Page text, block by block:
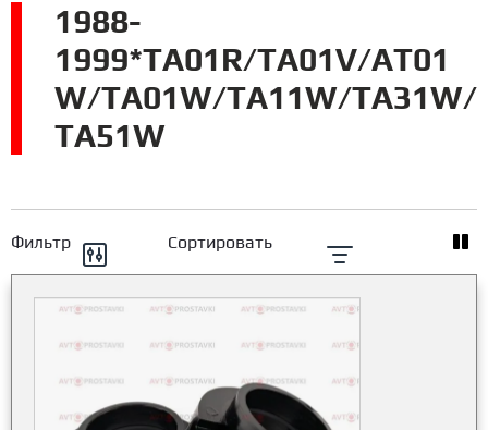
1988-
1999*TA01R/TA01V/AT01
W/TA01W/TA11W/TA31W/
TA51W
Фильтр Сортировать